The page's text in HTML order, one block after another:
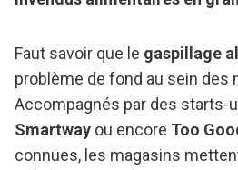
Faut savoir que le gaspillage
problème de fond au sein des
Accompagnés par des starts-
Smartway ou encore Too
connues, les magasins